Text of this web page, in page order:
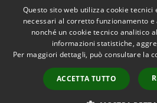
Accessibilità
Questo sito web utilizza cookie
necessari al corretto funzionamento
nonché un cookie tecnico analitico
informazioni statistiche,
Per maggiori dettagli, può consultare la
ACCETTA TUTTO